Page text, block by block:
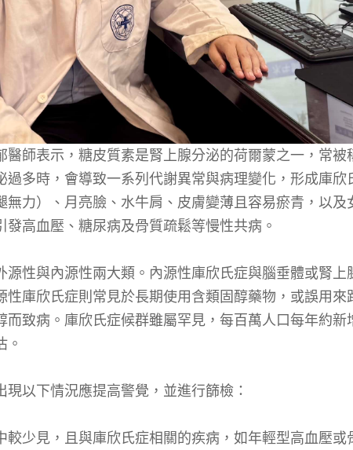
醫師表示，糖皮質素是腎上腺分泌的荷爾蒙之一，常被
過多時，會導致一系列代謝異常與病理變化，形成庫
無力）、月亮臉、水牛肩、皮膚變薄且容易瘀青，以
發高血壓、糖尿病及骨質疏鬆等慢性共病。
源性與內源性兩大類。內源性庫欣氏症與腦垂體或腎
性庫欣氏症則常見於長期使用含類固醇藥物，或誤用
而致病。庫欣氏症候群雖屬罕見，每百萬人口每年約新
。
現以下情況應提高警覺，並進行篩檢：
較少見，且與庫欣氏症相關的疾病，如年輕型高血壓或